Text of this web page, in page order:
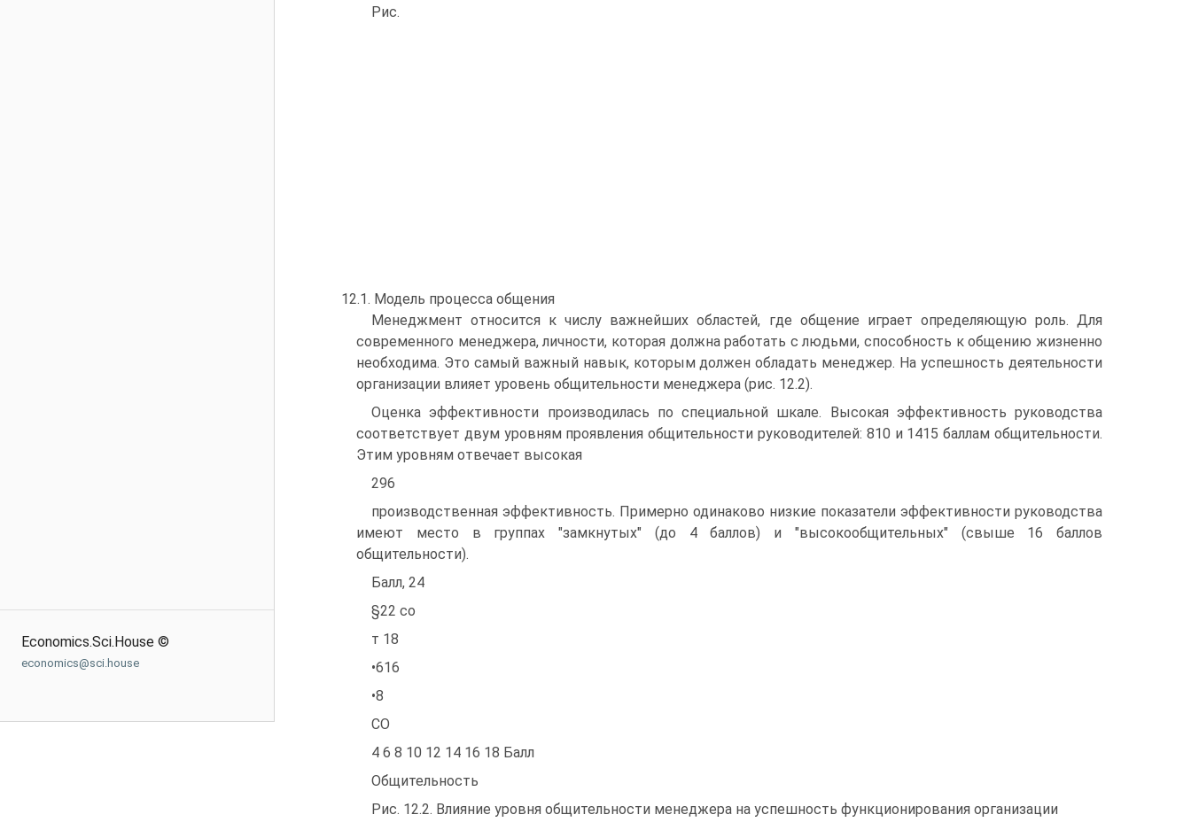
Economics.Sci.House ©
economics@sci.house
Рис.
12.1. Модель процесса общения
Менеджмент относится к числу важнейших областей, где общение играет определяющую роль. Для
современного менеджера, личности, которая должна работать с людьми, способность к общению жизненно
необходима. Это самый важный навык, которым должен обладать менеджер. На успешность деятельности
организации влияет уровень общительности менеджера (рис. 12.2).
Оценка эффективности производилась по специальной шкале. Высокая эффективность руководства
соответствует двум уровням проявления общительности руководителей: 810 и 1415 баллам общительности.
Этим уровням отвечает высокая
296
производственная эффективность. Примерно одинаково низкие показатели эффективности руководства
имеют место в группах "замкнутых" (до 4 баллов) и "высокообщительных" (свыше 16 баллов
общительности).
Балл, 24
§22 со
т 18
•616
•8
СО
4 6 8 10 12 14 16 18 Балл
Общительность
Рис. 12.2. Влияние уровня общительности менеджера на успешность функционирования организации